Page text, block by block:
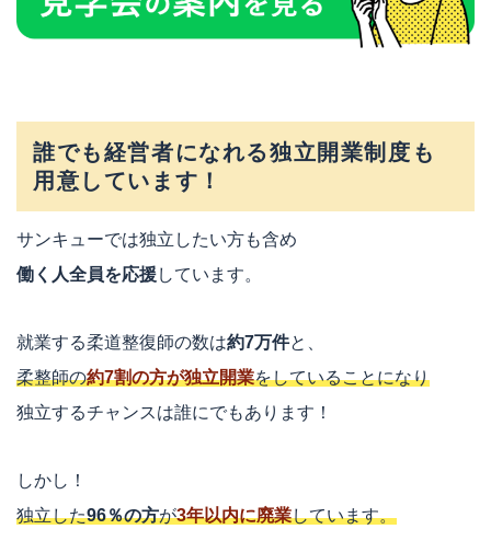
誰でも経営者になれる独立開業制度も
用意しています！
サンキューでは独立したい方も含め
働く人全員を応援しています。
就業する柔道整復師の数は約7万件と、
柔整師の約7割の方が独立開業をしていることになり
独立するチャンスは誰にでもあります！
しかし！
独立した96％の方が3年以内に廃業しています。